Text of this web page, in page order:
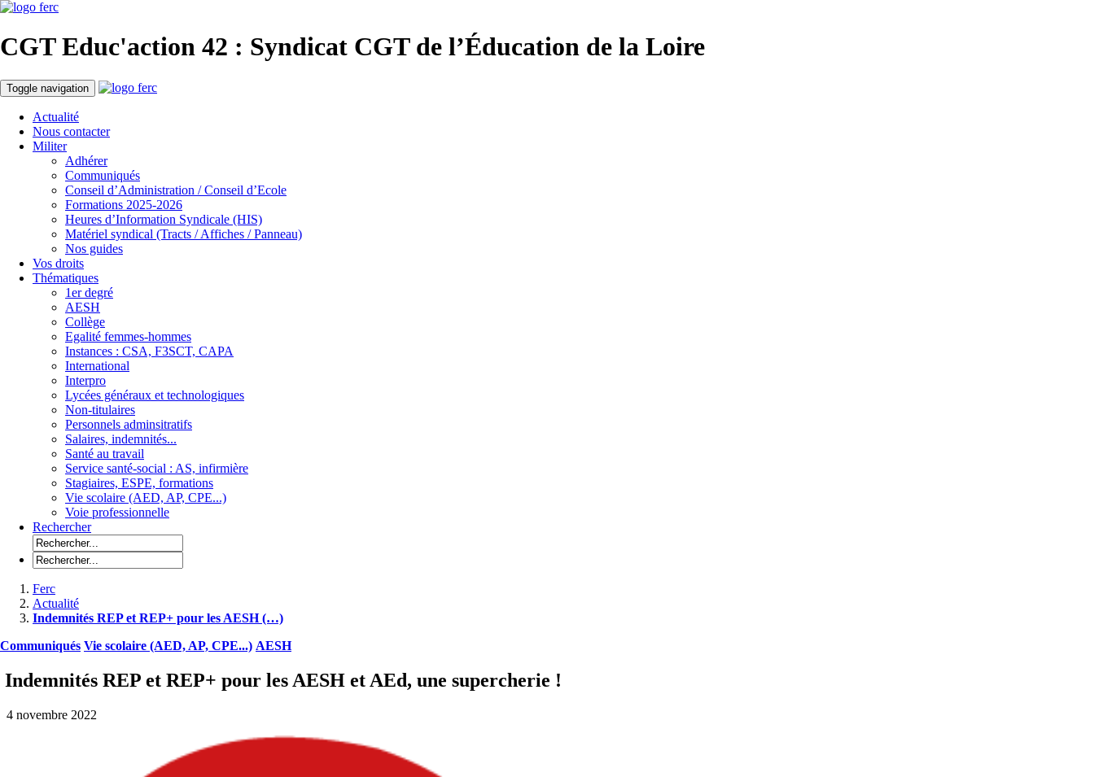
CGT Educ'action 42 : Syndicat CGT de l’Éducation de la Loire
Toggle navigation
Actualité
Nous contacter
Militer
Adhérer
Communiqués
Conseil d’Administration / Conseil d’Ecole
Formations 2025-2026
Heures d’Information Syndicale (HIS)
Matériel syndical (Tracts / Affiches / Panneau)
Nos guides
Vos droits
Thématiques
1er degré
AESH
Collège
Egalité femmes-hommes
Instances : CSA, F3SCT, CAPA
International
Interpro
Lycées généraux et technologiques
Non-titulaires
Personnels adminsitratifs
Salaires, indemnités...
Santé au travail
Service santé-social : AS, infirmière
Stagiaires, ESPE, formations
Vie scolaire (AED, AP, CPE...)
Voie professionnelle
Rechercher
Ferc
Actualité
Indemnités REP et REP+ pour les AESH (…)
Communiqués Vie scolaire (AED, AP, CPE...) AESH
Indemnités REP et REP+ pour les AESH et AEd, une supercherie !
4 novembre 2022